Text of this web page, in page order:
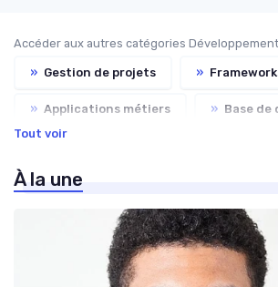
Accéder aux autres catégories
» Gestion de projets »
» Applications métiers » Base de
Tout voir
À la une